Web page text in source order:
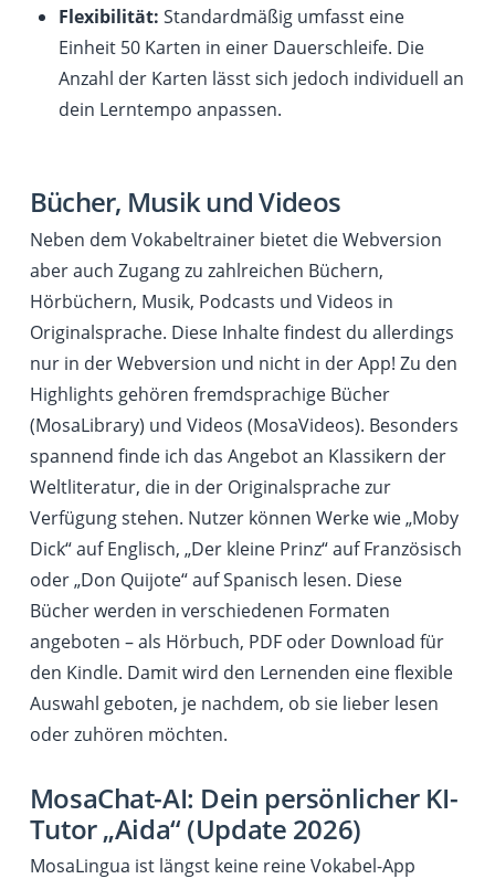
Flexibilität: Standardmäßig umfasst eine
Einheit 50 Karten in einer Dauerschleife. Die
Anzahl der Karten lässt sich jedoch individuell an
dein Lerntempo anpassen.
Bücher, Musik und Videos
Neben dem Vokabeltrainer bietet die Webversion
aber auch Zugang zu zahlreichen Büchern,
Hörbüchern, Musik, Podcasts und Videos in
Originalsprache. Diese Inhalte findest du allerdings
nur in der Webversion und nicht in der App! Zu den
Highlights gehören fremdsprachige Bücher
(MosaLibrary) und Videos (MosaVideos). Besonders
spannend finde ich das Angebot an Klassikern der
Weltliteratur, die in der Originalsprache zur
Verfügung stehen. Nutzer können Werke wie „Moby
Dick“ auf Englisch, „Der kleine Prinz“ auf Französisch
oder „Don Quijote“ auf Spanisch lesen. Diese
Bücher werden in verschiedenen Formaten
angeboten – als Hörbuch, PDF oder Download für
den Kindle. Damit wird den Lernenden eine flexible
Auswahl geboten, je nachdem, ob sie lieber lesen
oder zuhören möchten.
MosaChat-AI: Dein persönlicher KI-
Tutor „Aida“ (Update 2026)
MosaLingua ist längst keine reine Vokabel-App